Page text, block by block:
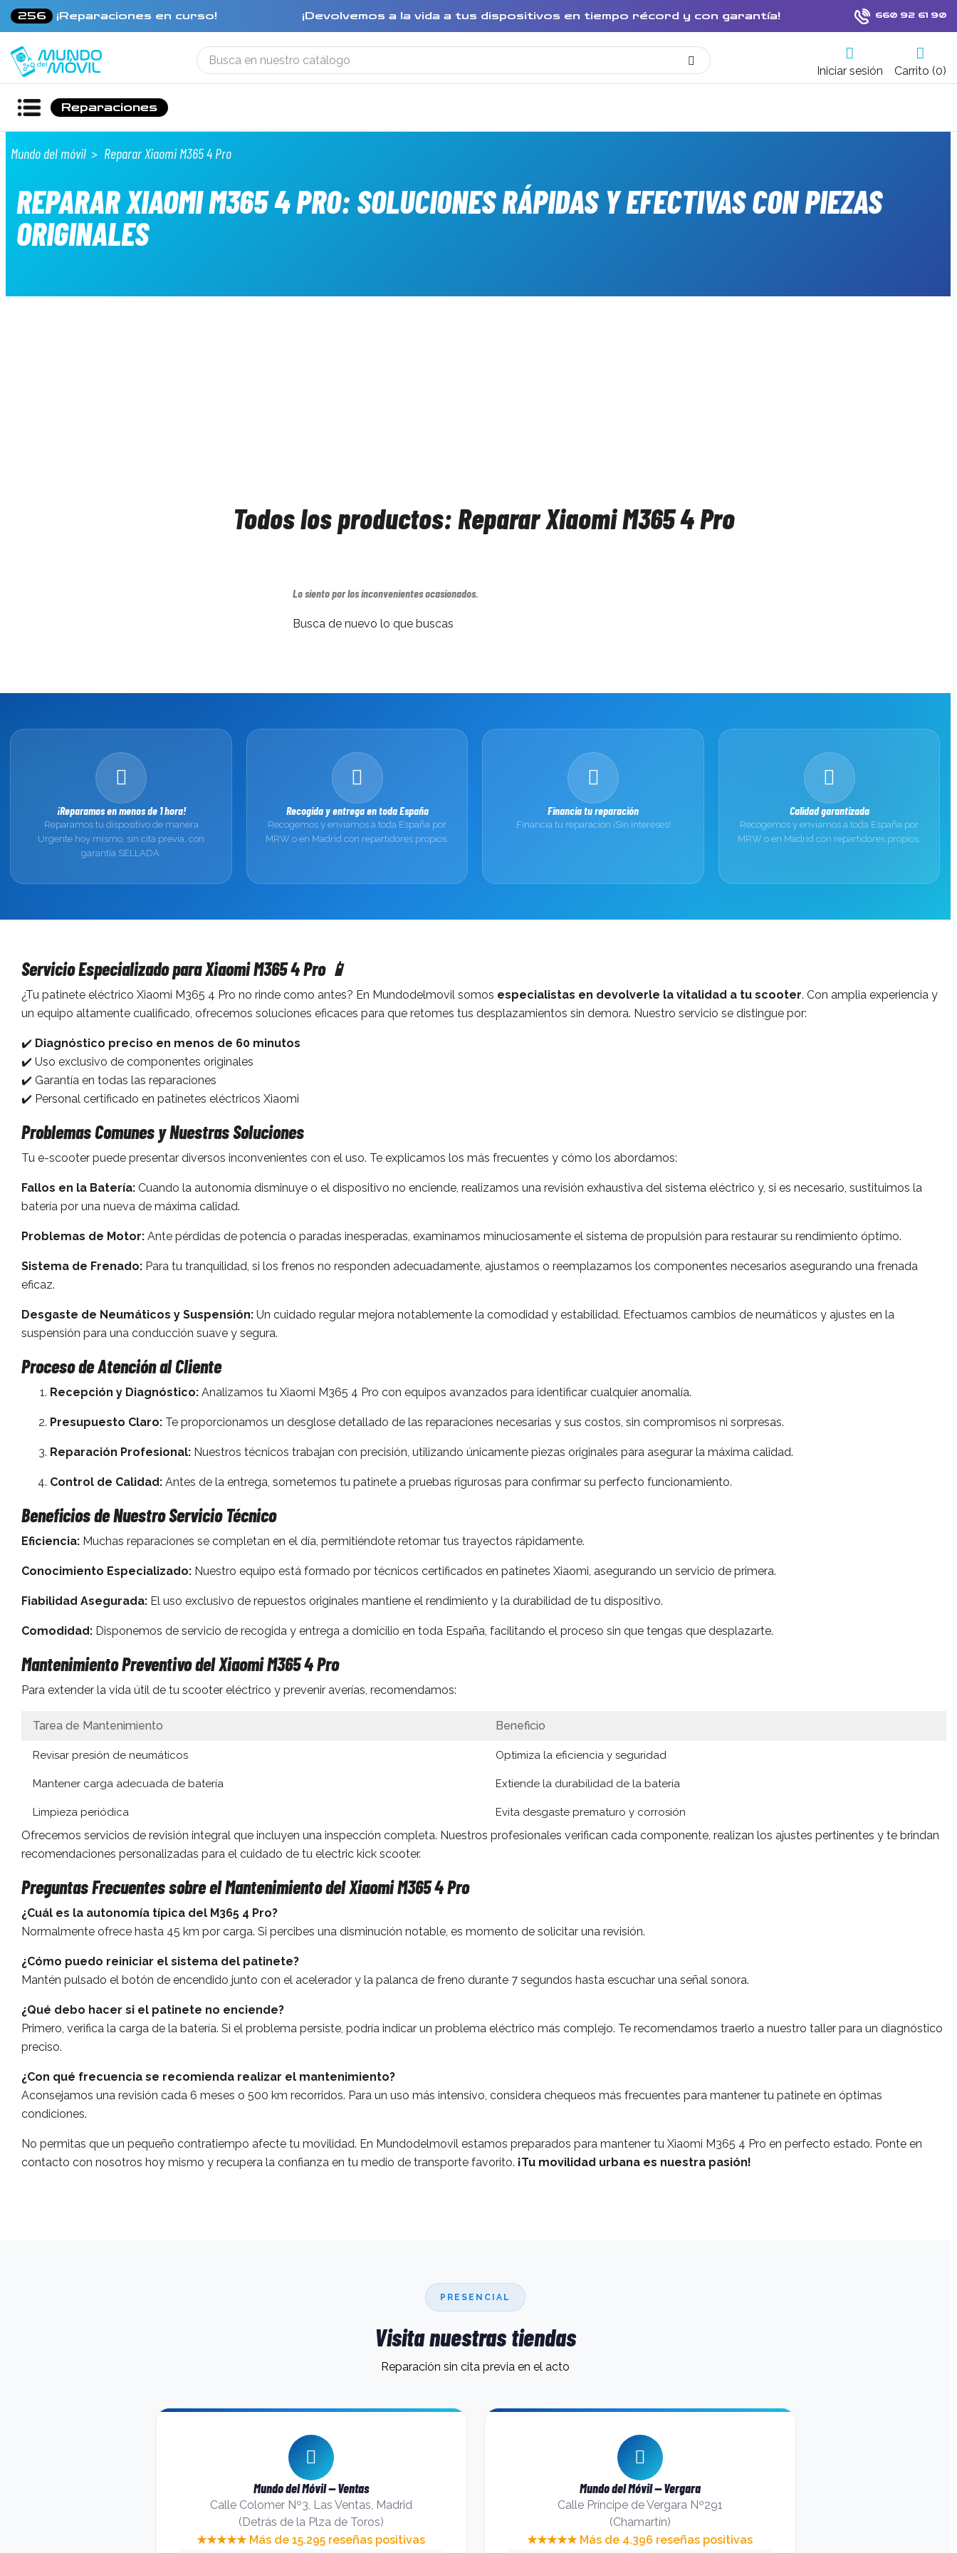
256 ¡Reparaciones en curso! ¡Devolvemos a la vida a tus dispositivos en tiempo récord y con garantía! 660 92 61 90
Iniciar sesión Carrito (0)
Reparaciones
Mundo del móvil Reparar Xiaomi M365 4 Pro
REPARAR XIAOMI M365 4 PRO: SOLUCIONES RÁPIDAS Y EFECTIVAS CON PIEZAS
ORIGINALES
Todos los productos: Reparar Xiaomi M365 4 Pro
Lo siento por los inconvenientes ocasionados.
Busca de nuevo lo que buscas
¡Reparamos en menos de 1 hora!
Reparamos tu dispositivo de manera
Urgente hoy mismo, sin cita previa, con
garantía SELLADA.
Recogida y entrega en toda España
Recogemos y enviamos a toda España por
MRW o en Madrid con repartidores propios.
Financia tu reparación
Financia tu reparación ¡Sin intereses!
Calidad garantizada
Recogemos y enviamos a toda España por
MRW o en Madrid con repartidores propios.
Servicio Especializado para Xiaomi M365 4 Pro 📱
¿Tu patinete eléctrico Xiaomi M365 4 Pro no rinde como antes? En Mundodelmovil somos especialistas en devolverle la vitalidad a tu scooter. Con amplia experiencia y
un equipo altamente cualificado, ofrecemos soluciones eficaces para que retomes tus desplazamientos sin demora. Nuestro servicio se distingue por:
✔️ Diagnóstico preciso en menos de 60 minutos
✔️ Uso exclusivo de componentes originales
✔️ Garantía en todas las reparaciones
✔️ Personal certificado en patinetes eléctricos Xiaomi
Problemas Comunes y Nuestras Soluciones
Tu e-scooter puede presentar diversos inconvenientes con el uso. Te explicamos los más frecuentes y cómo los abordamos:
Fallos en la Batería: Cuando la autonomía disminuye o el dispositivo no enciende, realizamos una revisión exhaustiva del sistema eléctrico y, si es necesario, sustituimos la
batería por una nueva de máxima calidad.
Problemas de Motor: Ante pérdidas de potencia o paradas inesperadas, examinamos minuciosamente el sistema de propulsión para restaurar su rendimiento óptimo.
Sistema de Frenado: Para tu tranquilidad, si los frenos no responden adecuadamente, ajustamos o reemplazamos los componentes necesarios asegurando una frenada
eficaz.
Desgaste de Neumáticos y Suspensión: Un cuidado regular mejora notablemente la comodidad y estabilidad. Efectuamos cambios de neumáticos y ajustes en la
suspensión para una conducción suave y segura.
Proceso de Atención al Cliente
Recepción y Diagnóstico: Analizamos tu Xiaomi M365 4 Pro con equipos avanzados para identificar cualquier anomalía.
Presupuesto Claro: Te proporcionamos un desglose detallado de las reparaciones necesarias y sus costos, sin compromisos ni sorpresas.
Reparación Profesional: Nuestros técnicos trabajan con precisión, utilizando únicamente piezas originales para asegurar la máxima calidad.
Control de Calidad: Antes de la entrega, sometemos tu patinete a pruebas rigurosas para confirmar su perfecto funcionamiento.
Beneficios de Nuestro Servicio Técnico
Eficiencia: Muchas reparaciones se completan en el día, permitiéndote retomar tus trayectos rápidamente.
Conocimiento Especializado: Nuestro equipo está formado por técnicos certificados en patinetes Xiaomi, asegurando un servicio de primera.
Fiabilidad Asegurada: El uso exclusivo de repuestos originales mantiene el rendimiento y la durabilidad de tu dispositivo.
Comodidad: Disponemos de servicio de recogida y entrega a domicilio en toda España, facilitando el proceso sin que tengas que desplazarte.
Mantenimiento Preventivo del Xiaomi M365 4 Pro
Para extender la vida útil de tu scooter eléctrico y prevenir averías, recomendamos:
Tarea de Mantenimiento Beneficio
Revisar presión de neumáticos Optimiza la eficiencia y seguridad
Mantener carga adecuada de batería Extiende la durabilidad de la batería
Limpieza periódica Evita desgaste prematuro y corrosión
Ofrecemos servicios de revisión integral que incluyen una inspección completa. Nuestros profesionales verifican cada componente, realizan los ajustes pertinentes y te brindan
recomendaciones personalizadas para el cuidado de tu electric kick scooter.
Preguntas Frecuentes sobre el Mantenimiento del Xiaomi M365 4 Pro
¿Cuál es la autonomía típica del M365 4 Pro?
Normalmente ofrece hasta 45 km por carga. Si percibes una disminución notable, es momento de solicitar una revisión.
¿Cómo puedo reiniciar el sistema del patinete?
Mantén pulsado el botón de encendido junto con el acelerador y la palanca de freno durante 7 segundos hasta escuchar una señal sonora.
¿Qué debo hacer si el patinete no enciende?
Primero, verifica la carga de la batería. Si el problema persiste, podría indicar un problema eléctrico más complejo. Te recomendamos traerlo a nuestro taller para un diagnóstico
preciso.
¿Con qué frecuencia se recomienda realizar el mantenimiento?
Aconsejamos una revisión cada 6 meses o 500 km recorridos. Para un uso más intensivo, considera chequeos más frecuentes para mantener tu patinete en óptimas
condiciones.
No permitas que un pequeño contratiempo afecte tu movilidad. En Mundodelmovil estamos preparados para mantener tu Xiaomi M365 4 Pro en perfecto estado. Ponte en
contacto con nosotros hoy mismo y recupera la confianza en tu medio de transporte favorito. ¡Tu movilidad urbana es nuestra pasión!
PRESENCIAL
Visita nuestras tiendas
Reparación sin cita previa en el acto
Mundo del Móvil — Ventas
Calle Colomer Nº3, Las Ventas, Madrid
(Detrás de la Plza de Toros)
★★★★★ Más de 15.295 reseñas positivas
Mundo del Móvil — Vergara
Calle Príncipe de Vergara Nº291
(Chamartín)
★★★★★ Más de 4.396 reseñas positivas